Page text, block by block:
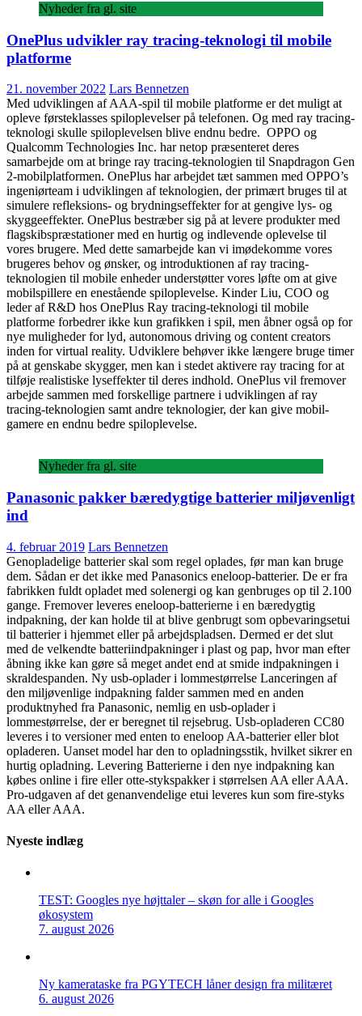
Nyheder fra gl. site
OnePlus udvikler ray tracing-teknologi til mobile
platforme
21. november 2022 Lars Bennetzen
Med udviklingen af AAA-spil til mobile platforme er det muligt at
opleve førsteklasses spiloplevelser på telefonen. Og med ray tracing-
teknologi skulle spiloplevelsen blive endnu bedre. OPPO og
Qualcomm Technologies Inc. har netop præsenteret deres
samarbejde om at bringe ray tracing-teknologien til Snapdragon Gen
2-mobilplatformen. OnePlus har arbejdet tæt sammen med OPPO’s
ingeniørteam i udviklingen af teknologien, der primært bruges til at
simulere refleksions- og brydningseffekter for at gengive lys- og
skyggeeffekter. OnePlus bestræber sig på at levere produkter med
flagskibspræstationer med en hurtig og indlevende oplevelse til
vores brugere. Med dette samarbejde kan vi imødekomme vores
brugeres behov og ønsker, og introduktionen af ray tracing-
teknologien til mobile enheder understøtter vores løfte om at give
mobilspillere en enestående spiloplevelse. Kinder Liu, COO og
leder af R&D hos OnePlus Ray tracing-teknologi til mobile
platforme forbedrer ikke kun grafikken i spil, men åbner også op for
nye muligheder for lyd, autonomous driving og content creators
inden for virtual reality. Udviklere behøver ikke længere bruge timer
på at genskabe skygger, men kan i stedet aktivere ray tracing for at
tilføje realistiske lyseffekter til deres indhold. OnePlus vil fremover
arbejde sammen med forskellige partnere i udviklingen af ray
tracing-teknologien samt andre teknologier, der kan give mobil-
gamere en endnu bedre spiloplevelse.
Nyheder fra gl. site
Panasonic pakker bæredygtige batterier miljøvenligt
ind
4. februar 2019 Lars Bennetzen
Genopladelige batterier skal som regel oplades, før man kan bruge
dem. Sådan er det ikke med Panasonics eneloop-batterier. De er fra
fabrikken fuldt opladet med solenergi og kan genbruges op til 2.100
gange. Fremover leveres eneloop-batterierne i en bæredygtig
indpakning, der kan holde til at blive genbrugt som opbevaringsetui
til batterier i hjemmet eller på arbejdspladsen. Dermed er det slut
med de velkendte batteriindpakninger i plast og pap, hvor man efter
åbning ikke kan gøre så meget andet end at smide indpakningen i
skraldespanden. Ny usb-oplader i lommestørrelse Lanceringen af
den miljøvenlige indpakning falder sammen med en anden
produktnyhed fra Panasonic, nemlig en usb-oplader i
lommestørrelse, der er beregnet til rejsebrug. Usb-opladeren CC80
leveres i to versioner med enten to eneloop AA-batterier eller blot
opladeren. Uanset model har den to opladningsstik, hvilket sikrer en
hurtig opladning. Levering Batterierne i den nye indpakning kan
købes online i fire eller otte-stykspakker i størrelsen AA eller AAA.
Pro-udgaven af det genanvendelige etui leveres kun som fire-styks
AA eller AAA.
Nyeste indlæg
TEST: Googles nye højttaler – skøn for alle i Googles
økosystem
7. august 2026
Ny kamerataske fra PGYTECH låner design fra militæret
6. august 2026